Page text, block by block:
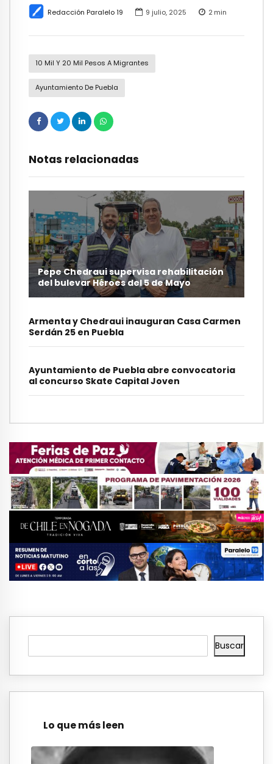
Redacción Paralelo 19 9 julio, 2025 2 min
10 Mil Y 20 Mil Pesos A Migrantes
Ayuntamiento De Puebla
Notas relacionadas
Pepe Chedraui supervisa rehabilitación
del bulevar Héroes del 5 de Mayo
Armenta y Chedraui inauguran Casa Carmen
Serdán 25 en Puebla
Ayuntamiento de Puebla abre convocatoria
al concurso Skate Capital Joven
Buscar
Lo que más leen